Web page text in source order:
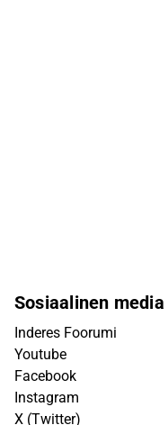
Sosiaalinen media
Inderes Foorumi
Youtube
Facebook
Instagram
X (Twitter)